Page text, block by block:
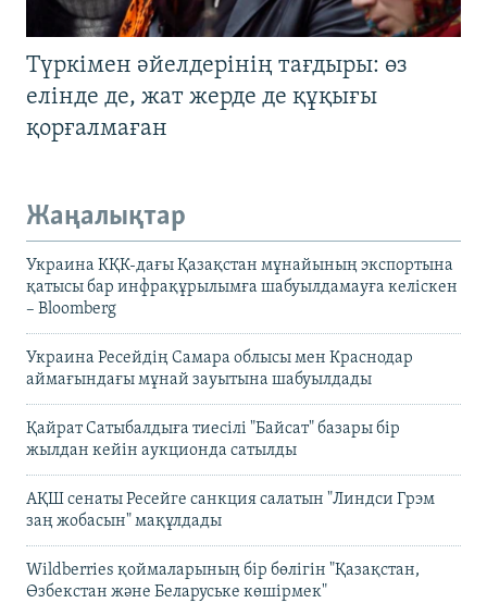
Түркімен әйелдерінің тағдыры: өз
елінде де, жат жерде де құқығы
қорғалмаған
Жаңалықтар
Украина КҚК-дағы Қазақстан мұнайының экспортына
қатысы бар инфрақұрылымға шабуылдамауға келіскен
– Bloomberg
Украина Ресейдің Самара облысы мен Краснодар
аймағындағы мұнай зауытына шабуылдады
Қайрат Сатыбалдыға тиесілі "Байсат" базары бір
жылдан кейін аукционда сатылды
АҚШ сенаты Ресейге санкция салатын "Линдси Грэм
заң жобасын" мақұлдады
Wildberries қоймаларының бір бөлігін "Қазақстан,
Өзбекстан және Беларуське көшірмек"